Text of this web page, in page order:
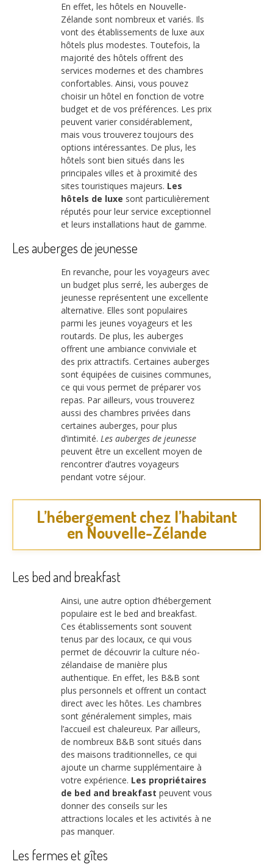
En effet, les hôtels en Nouvelle-
Zélande sont nombreux et variés. Ils
vont des établissements de luxe aux
hôtels plus modestes. Toutefois, la
majorité des hôtels offrent des
services modernes et des chambres
confortables. Ainsi, vous pouvez
choisir un hôtel en fonction de votre
budget et de vos préférences. Les prix
peuvent varier considérablement,
mais vous trouverez toujours des
options intéressantes. De plus, les
hôtels sont bien situés dans les
principales villes et à proximité des
sites touristiques majeurs. Les
hôtels de luxe sont particulièrement
réputés pour leur service exceptionnel
et leurs installations haut de gamme.
Les auberges de jeunesse
En revanche, pour les voyageurs avec
un budget plus serré, les auberges de
jeunesse représentent une excellente
alternative. Elles sont populaires
parmi les jeunes voyageurs et les
routards. De plus, les auberges
offrent une ambiance conviviale et
des prix attractifs. Certaines auberges
sont équipées de cuisines communes,
ce qui vous permet de préparer vos
repas. Par ailleurs, vous trouverez
aussi des chambres privées dans
certaines auberges, pour plus
d’intimité. Les auberges de jeunesse
peuvent être un excellent moyen de
rencontrer d’autres voyageurs
pendant votre séjour.
L’hébergement chez l’habitant
en Nouvelle-Zélande
Les bed and breakfast
Ainsi, une autre option d’hébergement
populaire est le bed and breakfast.
Ces établissements sont souvent
tenus par des locaux, ce qui vous
permet de découvrir la culture néo-
zélandaise de manière plus
authentique. En effet, les B&B sont
plus personnels et offrent un contact
direct avec les hôtes. Les chambres
sont généralement simples, mais
l’accueil est chaleureux. Par ailleurs,
de nombreux B&B sont situés dans
des maisons traditionnelles, ce qui
ajoute un charme supplémentaire à
votre expérience. Les propriétaires
de bed and breakfast peuvent vous
donner des conseils sur les
attractions locales et les activités à ne
pas manquer.
Les fermes et gîtes